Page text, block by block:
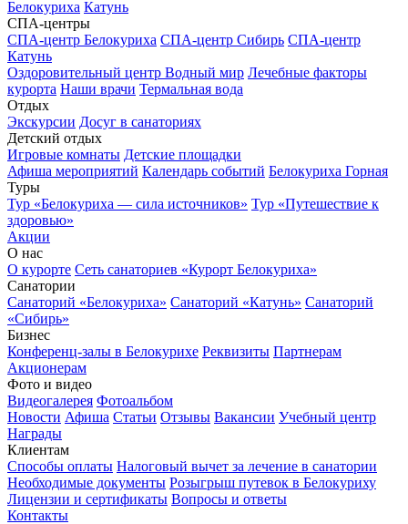
Белокуриха Катунь
СПА-центры
СПА-центр Белокуриха СПА-центр Сибирь СПА-центр
Катунь
Оздоровительный центр Водный мир Лечебные факторы
курорта Наши врачи Термальная вода
Отдых
Экскурсии Досуг в санаториях
Детский отдых
Игровые комнаты Детские площадки
Афиша мероприятий Календарь событий Белокуриха Горная
Туры
Тур «Белокуриха — сила источников» Тур «Путешествие к
здоровью»
Акции
О нас
О курорте Сеть санаториев «Курорт Белокуриха»
Санатории
Санаторий «Белокуриха» Санаторий «Катунь» Санаторий
«Сибирь»
Бизнес
Конференц-залы в Белокурихе Реквизиты Партнерам
Акционерам
Фото и видео
Видеогалерея Фотоальбом
Новости Афиша Статьи Отзывы Вакансии Учебный центр
Награды
Клиентам
Способы оплаты Налоговый вычет за лечение в санатории
Необходимые документы Розыгрыш путевок в Белокуриху
Лицензии и сертификаты Вопросы и ответы
Контакты